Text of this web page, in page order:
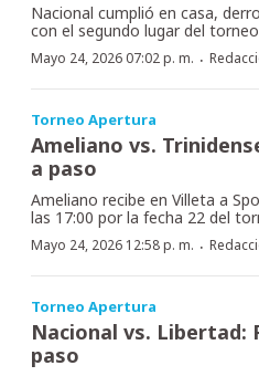
Nacional cumplió en casa,
con el segundo lugar del
Mayo 24, 2026 07:02 p. m. ·
Torneo Apertura
Ameliano vs.
a paso
Ameliano recibe en Villeta a
las 17:00 por la fecha 22 del
Mayo 24, 2026 12:58 p. m. ·
Torneo Apertura
Nacional vs. Libertad:
paso